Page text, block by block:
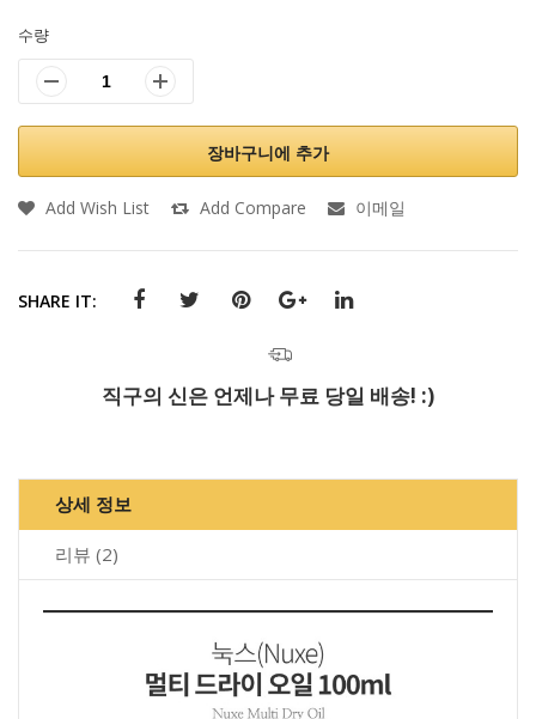
수량
장바구니에 추가
Add Wish List Add Compare 이메일
SHARE IT:
직구의 신은 언제나 무료 당일 배송! :)
상세 정보
리뷰 2